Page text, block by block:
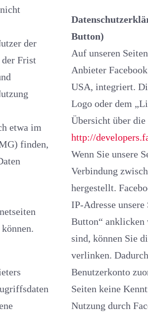
Frist
welche Sie durch Hyperlinks auf dieser Internetseite erreichen können.
Datenschutzerklärung für
Button)
Auf unseren Seiten
Anbieter
USA, integriert.
Logo oder dem „Like-Button“ („Gefällt mir“) auf unserer Seite. Eine
http://
Wenn Sie unsere
Verbindung
hergestellt.
IP-Adresse
Button“ anklicken während Sie in Ihrem Facebook-Account eingeloggt
sind, können Sie die Inhalte unserer Seiten auf Ihrem
verlinken. Dadurch kann Facebook den Besuch
Benutzerkonto zuordnen. Wir
Seiten keine Kenntnis vom Inhalt
Nutzung durch Facebook